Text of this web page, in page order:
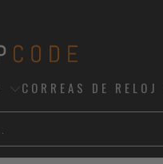
CORREAS DE RELOJ